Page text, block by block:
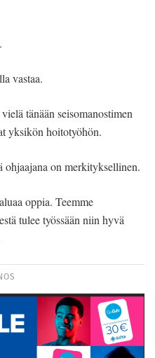
vastaa.
tänään seisomanostimen
yksikön hoitotyöhön.
ohjaajana on merkityksellinen.
oppia. Teemme
tulee työssään niin hyvä